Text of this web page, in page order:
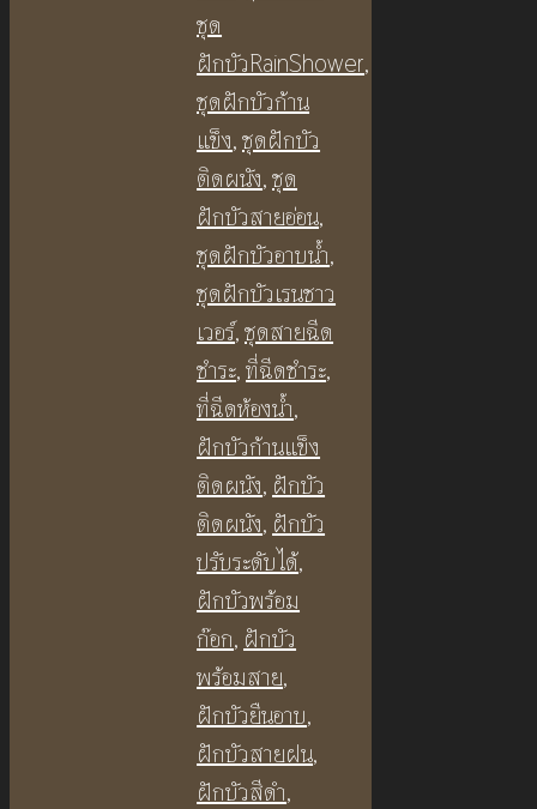
Handheld
Antique
Wall
Shower
ชิ้น
ชุด
ฝักบัวRainShower,
ชุดฝักบัวก้าน
แข็ง,ชุดฝักบัว
ติดผนัง,ชุด
ฝักบัวสายอ่อน,
ชุดฝักบัวอาบน้ำ,
ชุดฝักบัวเรนชาว
เวอร์,ชุดสายฉีด
ชําระ,ที่ฉีดชําระ,
ที่ฉีดห้องน้ำ,
ฝักบัวก้านแข็ง
ติดผนัง, ฝักบัว
ติดผนัง, ฝักบัว
ปรับระดับได้,
ฝักบัวพร้อม
ก๊อก, ฝักบัว
พร้อมสาย,
ฝักบัวยืนอาบ,
ฝักบัวสายฝน,
ฝักบัวสีดำ,